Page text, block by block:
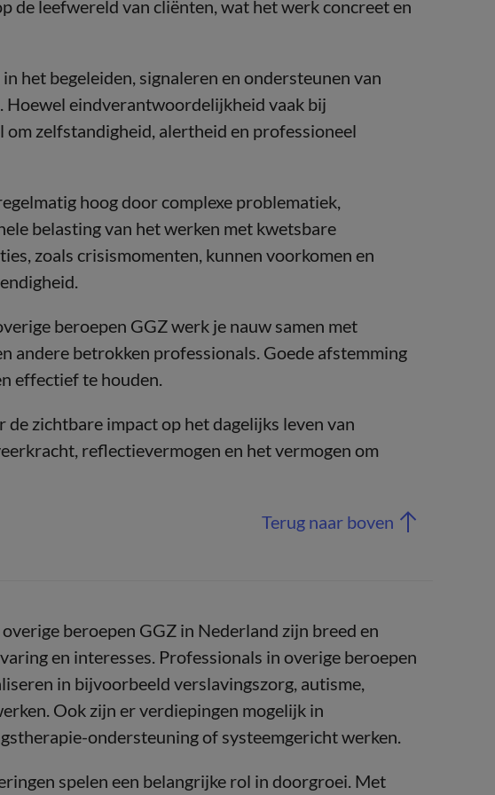
de leefwereld van cliënten, wat het werk concreet en
het begeleiden, signaleren en ondersteunen van
Hoewel eindverantwoordelijkheid vaak bij
zelfstandigheid, alertheid en professioneel
hoog door complexe problematiek,
belasting van het werken met kwetsbare
zoals crisismomenten, kunnen voorkomen en
beroepen GGZ werk je nauw samen met
andere betrokken professionals. Goede afstemming
effectief te houden.
zichtbare impact op het dagelijks leven van
reflectievermogen en het vermogen om
Terug naar boven
beroepen GGZ in Nederland zijn breed en
en interesses. Professionals in overige beroepen
in bijvoorbeeld verslavingszorg, autisme,
Ook zijn er verdiepingen mogelijk in
ondersteuning of systeemgericht werken.
spelen een belangrijke rol in doorgroei. Met